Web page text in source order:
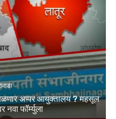
अप्पर आयुक्तालय ? महसूल
नवा फॉर्म्युला